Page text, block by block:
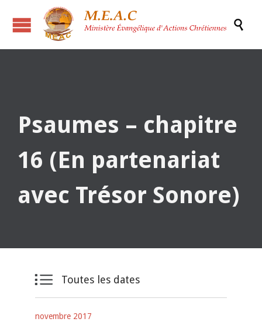

Psaumes – chapitre
16 (En partenariat
avec Trésor Sonore)
 Toutes les dates
novembre 2017